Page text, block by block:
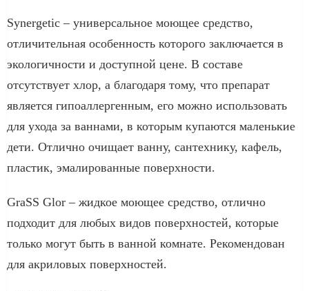
Synergetic – универсальное моющее средство,
отличительная особенность которого заключается в
экологичности и доступной цене. В составе
отсутствует хлор, а благодаря тому, что препарат
является гипоаллергенным, его можно использовать
для ухода за ваннами, в которым купаются маленькие
дети. Отлично очищает ванну, сантехнику, кафель,
пластик, эмалированные поверхности.
GraSS Glor – жидкое моющее средство, отлично
подходит для любых видов поверхностей, которые
только могут быть в ванной комнате. Рекомендован
для акриловых поверхностей.